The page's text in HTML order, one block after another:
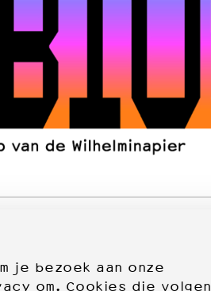
je bezoek aan onze
om. Cookies die volgen